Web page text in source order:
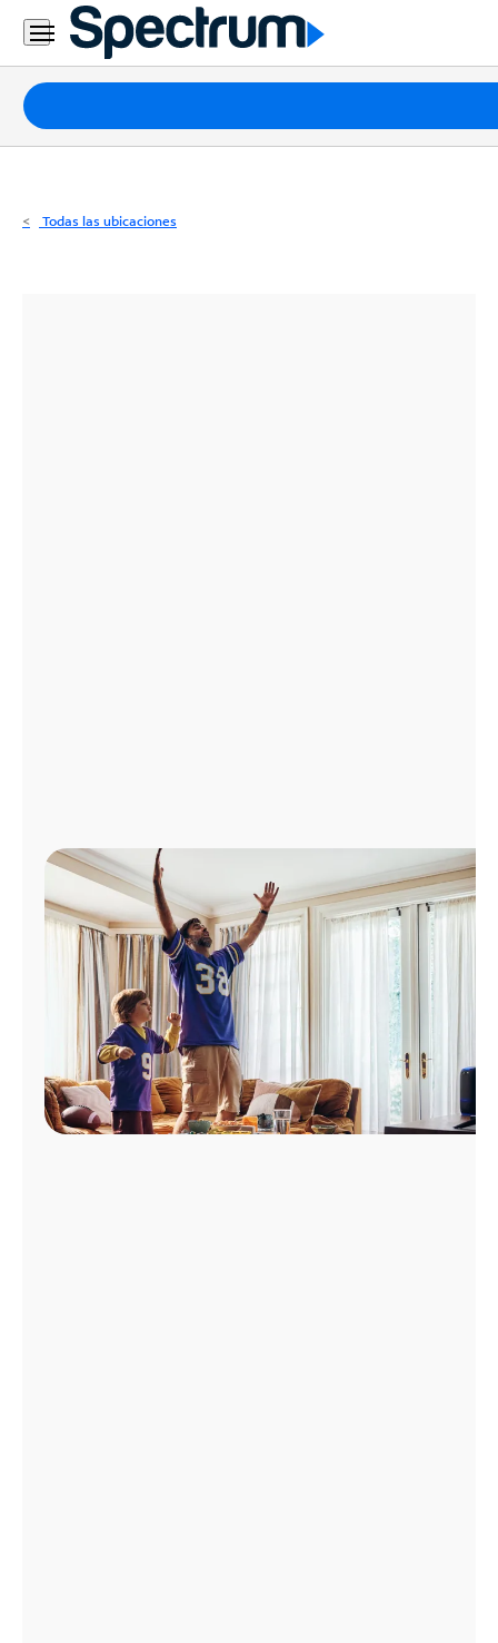
Residencial
Business
Paquetes
Internet
Todas las ubicaciones